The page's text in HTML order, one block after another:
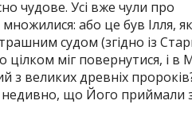
чудове. Усі вже чули про
або це був Ілля,
судом (згідно із
міг повернутися, і в
з великих древніх пророків?
що Його приймали